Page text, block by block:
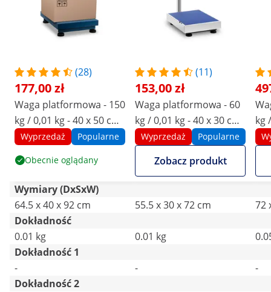
(28)
177,00 zł
Waga platformowa - 150
kg / 0,01 kg - 40 x 50 cm
- składana - wyświetlacz
Wyprzedaż Popularne
Obecnie oglądany
(11)
153,00 zł
Waga platformowa - 60
kg / 0,01 kg - 40 x 30 cm
- wyświetlacz LED
Wyprzedaż Popularne
Zobacz produkt
kg
-
Wymiary (DxSxW)
64.5 x 40 x 92 cm
55.5 x 30 x 72 cm
72
Dokładność
0.01 kg
0.01 kg
Dokładność 1
-
-
-
Dokładność 2